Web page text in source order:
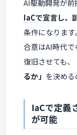
AI駆動開発が前
IaCで宣言し、
条件になります
合意はAI時代で
復旧させても、
るか」 を決める
IaCで定義
が可能